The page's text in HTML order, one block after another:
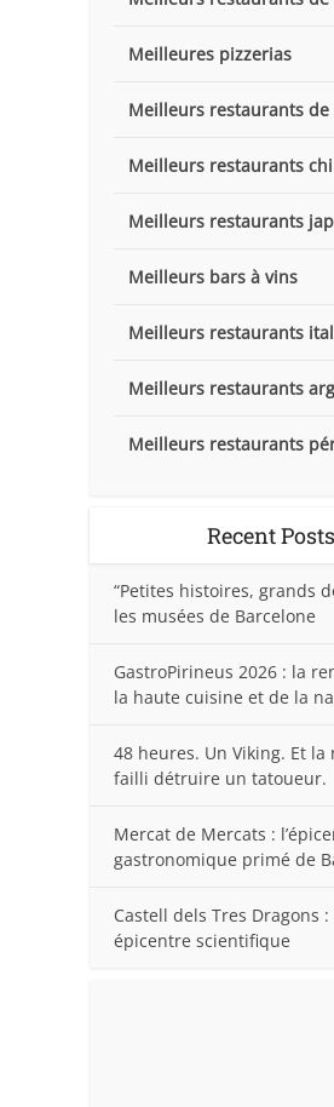
Meilleures pizzerias
Meilleurs restaurants de
Meilleurs restaurants
Meilleurs restaurants
Meilleurs bars à vins
Meilleurs restaurants
Meilleurs restaurants
Meilleurs restaurants
Recent Posts
“Petites histoires, grands
les musées de Barcelone
GastroPirineus 2026 : la
la haute cuisine et de la
48 heures. Un Viking. Et
failli détruire un tatoueur.
Mercat de Mercats :
gastronomique primé de
Castell dels Tres Dragons
épicentre scientifique